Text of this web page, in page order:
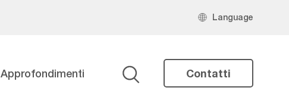
Language
Contatti
Approfondimenti